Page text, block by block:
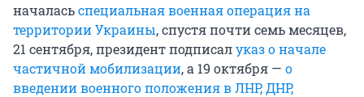
началасьспециальная военная операция на
территории Украины, спустя почти семь месяцев,
21 сентября, президент подписалуказ о начале
частичной мобилизации, а 19 октября — о
введении военного положения в ЛНР, ДНР,